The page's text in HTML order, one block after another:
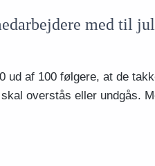
med til
ud af 100 følgere, at de
overstås eller undgås.